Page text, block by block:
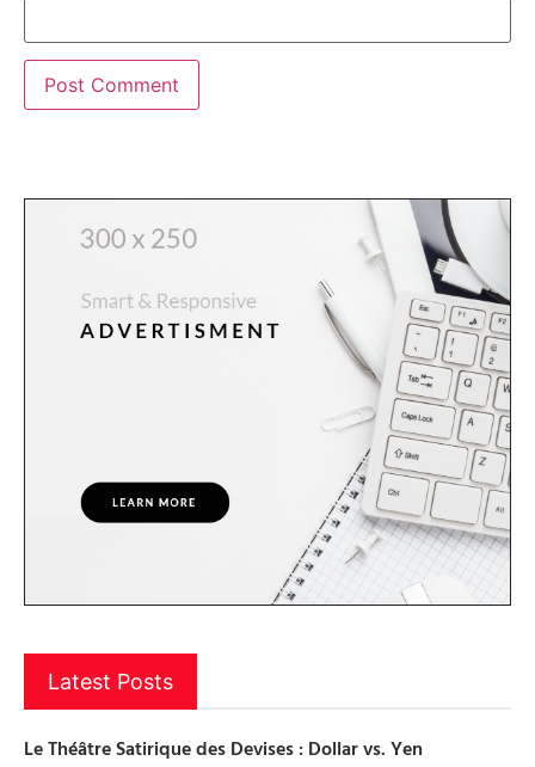
Latest Posts
Le Théâtre Satirique des Devises : Dollar vs. Yen